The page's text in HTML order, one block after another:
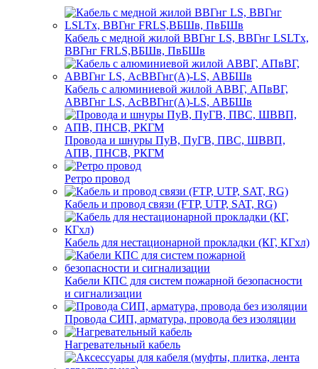
Кабель с медной жилой ВВГнг LS, ВВГнг LSLTx,
ВВГнг FRLS,ВБШв, ПвБШв
Кабель с алюминиевой жилой АВВГ, АПвВГ,
АВВГнг LS, АсВВГнг(А)-LS, АВБШв
Провода и шнуры ПуВ, ПуГВ, ПВС, ШВВП,
АПВ, ПНСВ, РКГМ
Ретро провод
Кабель и провод связи (FTP, UTP, SAT, RG)
Кабель для нестационарной прокладки (КГ, КГхл)
Кабели КПС для систем пожарной безопасности
и сигнализации
Провода СИП, арматура, провода без изоляции
Нагревательный кабель